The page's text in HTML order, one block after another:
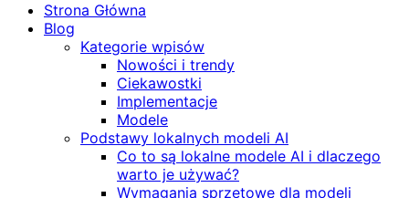
Strona Główna
Blog
Kategorie wpisów
Nowości i trendy
Ciekawostki
Implementacje
Modele
Podstawy lokalnych modeli AI
Co to są lokalne modele AI i dlaczego
warto je używać?
Wymagania sprzętowe dla modeli